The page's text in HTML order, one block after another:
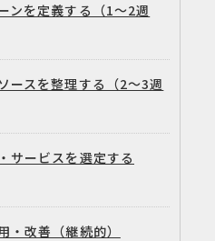
ンを定義する（1〜2週
ースを整理する（2〜3週
サービスを選定する
・改善（継続的）